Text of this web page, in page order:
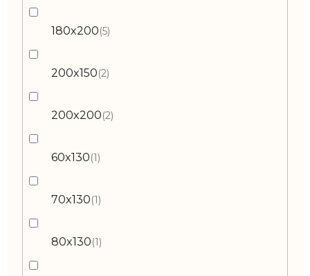
180x200 5
200x150 2
200x200 2
60x130 1
70x130 1
80x130 1